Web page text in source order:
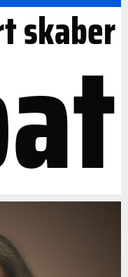
skaber